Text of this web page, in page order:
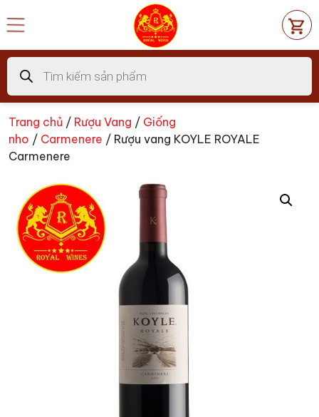
đến
dung
Tìm
kiếm
sản
phẩm
Trang chủ / Rượu Vang / Giống
nho / Carmenere / Rượu vang KOYLE ROYALE
Carmenere